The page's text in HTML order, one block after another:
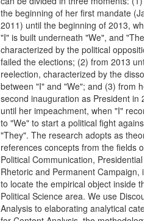
the beginning of her first mandate
2011) until the beginning of 2013,
"I" is built underneath "We", and
characterized by the political
failed the elections; (2) from 2013 until
reelection, characterized by the
between "I" and "We"; and (3) from her
second inauguration as President in
until her impeachment, when "I"
to "We" to start a political fight against
"They". The research adopts as
references concepts from the fields of
Political Communication, Presidential
Rhetoric and Permanent Campaign, in
to locate the empirical object inside the
Political Science area. We use
Analysis to elaborating analytical